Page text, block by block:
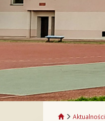
Aktualności